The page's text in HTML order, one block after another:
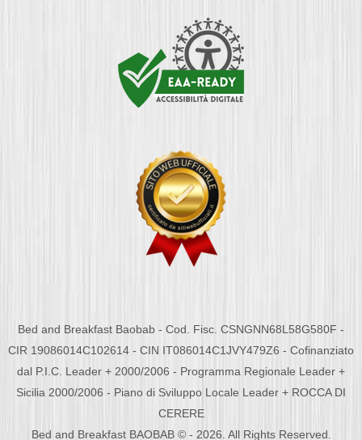
Bed and Breakfast Baobab - Cod. Fisc. CSNGNN68L58G580F -
CIR 19086014C102614 - CIN IT086014C1JVY479Z6 - Cofinanziato
dal P.I.C. Leader + 2000/2006 - Programma Regionale Leader +
Sicilia 2000/2006 - Piano di Sviluppo Locale Leader + ROCCA DI
CERERE
Bed and Breakfast BAOBAB © - 2026. All Rights Reserved.